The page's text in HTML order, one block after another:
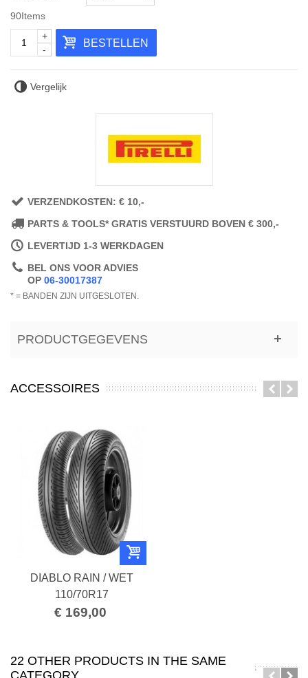
90Items
-
+
BESTELLEN
Vergelijk
VERZENDKOSTEN: € 10,-
PARTS & TOOLS* GRATIS VERSTUURD BOVEN € 300,-
LEVERTIJD 1-3 WERKDAGEN
BEL ONS VOOR ADVIES
OP 06-30017387
* = BANDEN ZIJN UITGESLOTEN.
PRODUCTGEGEVENS
ACCESSOIRES
DIABLO RAIN / WET
110/70R17
€ 169,00
22 OTHER PRODUCTS IN THE SAME